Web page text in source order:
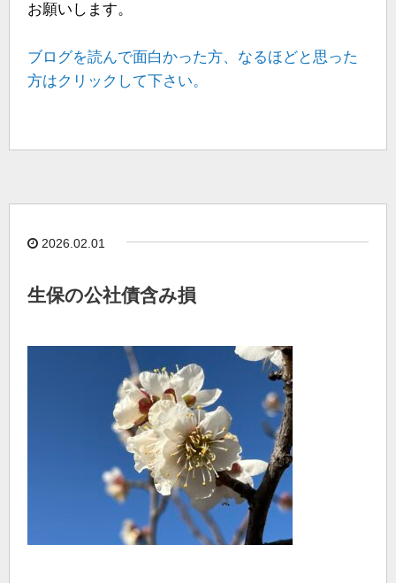
お願いします。
ブログを読んで面白かった方、なるほどと思った
方はクリックして下さい。
2026.02.01
生保の公社債含み損